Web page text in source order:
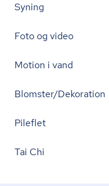
Syning
Foto og video
Motion i vand
Blomster/Dekoration
Pileflet
Tai Chi